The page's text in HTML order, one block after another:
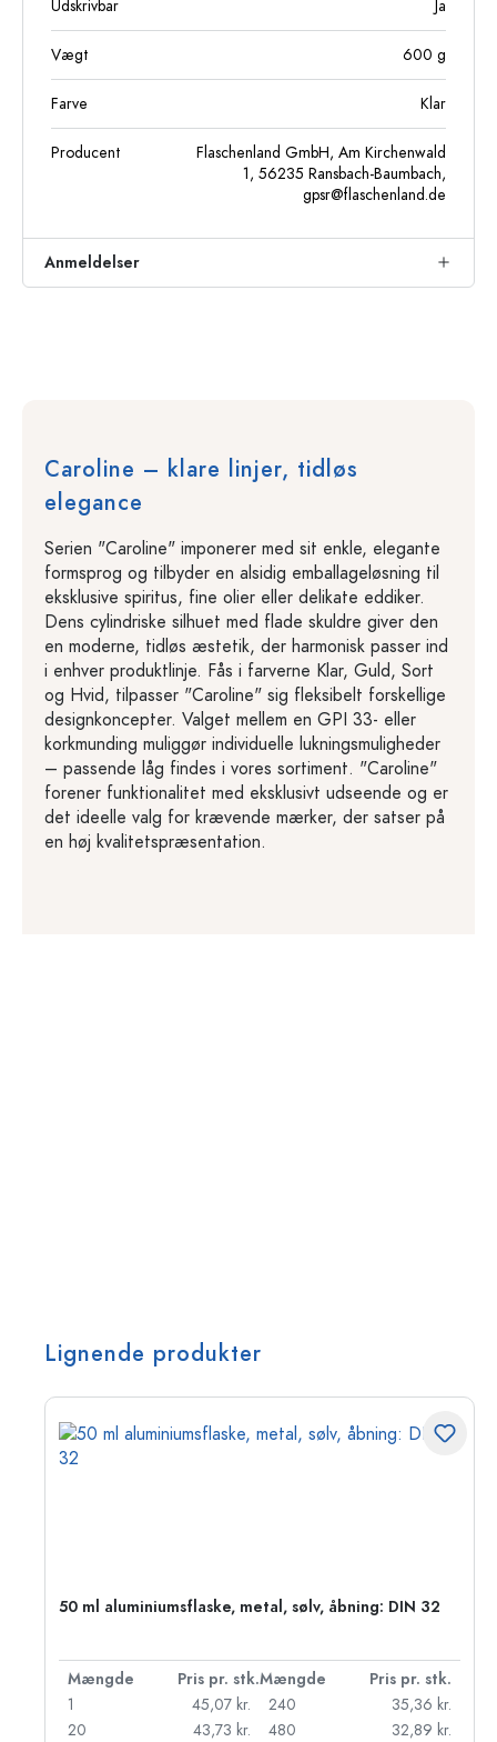
Udskrivbar Ja
Vægt 600 g
Farve Klar
Producent
Flaschenland GmbH, Am Kirchenwald
1, 56235 Ransbach-Baumbach,
gpsr@flaschenland.de
Anmeldelser
Caroline – klare linjer, tidløs
elegance
Serien "Caroline" imponerer med sit enkle, elegante
formsprog og tilbyder en alsidig emballageløsning til
eksklusive spiritus, fine olier eller delikate eddiker.
Dens cylindriske silhuet med flade skuldre giver den
en moderne, tidløs æstetik, der harmonisk passer ind
i enhver produktlinje. Fås i farverne Klar, Guld, Sort
og Hvid, tilpasser "Caroline" sig fleksibelt forskellige
designkoncepter. Valget mellem en GPI 33- eller
korkmunding muliggør individuelle lukningsmuligheder
– passende låg findes i vores sortiment. "Caroline"
forener funktionalitet med eksklusivt udseende og er
det ideelle valg for krævende mærker, der satser på
en høj kvalitetspræsentation.
Lignende produkter
50 ml aluminiumsflaske, metal, sølv, åbning: DIN 32
Mængde Pris pr. stk.Mængde
Pris pr. stk.
1
45,07 kr.
20
43,73 kr.
240
35,36 kr.
480
32,89 kr.